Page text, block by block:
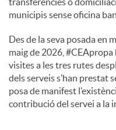
municipis sense oficina
Des de la seva posada en
maig de 2026,
visites a les tres rutes
dels serveis s’han prestat
posa de manifest
contribució del servei a la